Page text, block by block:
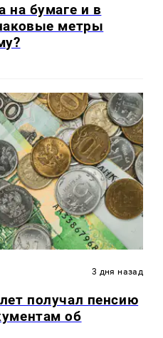
на бумаге и в
метры
3 дня назад
получал пенсию
об